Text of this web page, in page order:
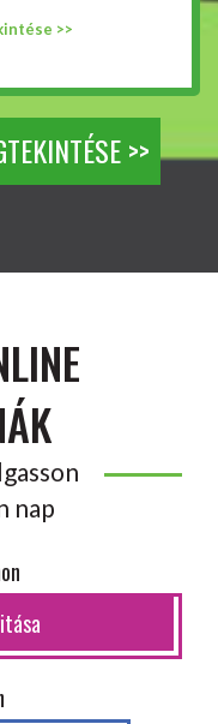
>>
>>
nap